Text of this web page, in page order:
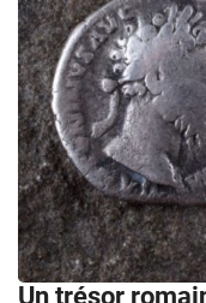
Un trésor